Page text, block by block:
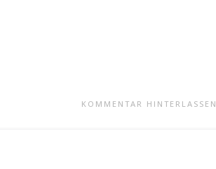
KOMMENTAR HINTERLASSEN